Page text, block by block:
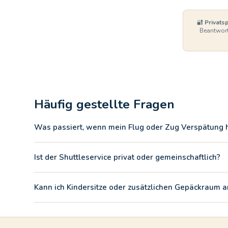
🔐
Häufig gestellte Fragen
Was passiert, wenn mein Flug oder Zug Verspätung
organisiert die Abholung neu, um sicherzustellen, dass Sie
Ist der Shuttleservice privat oder gemeinschaftlich?
Lösung für Ihre Gruppe und sorgen stets für maximalen
Kann ich Kindersitze oder zusätzlichen Gepäckraum
Sie das am besten geeignete Fahrzeug, um Ihnen eine